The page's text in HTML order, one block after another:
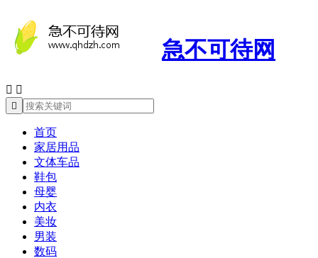
急不可待网
 

首页
家居用品
文体车品
鞋包
母婴
内衣
美妆
男装
数码